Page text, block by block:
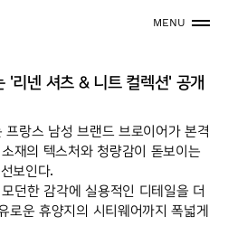
MENU
'리넨 셔츠 & 니트 컬렉션' 공개
랑스 남성 브랜드 브로이어가 본격
재의 텍스처와 청량감이 돋보이는
보인다.
던한 감각에 실용적인 디테일을 더
로운 휴양지의 시티웨어까지 폭넓게